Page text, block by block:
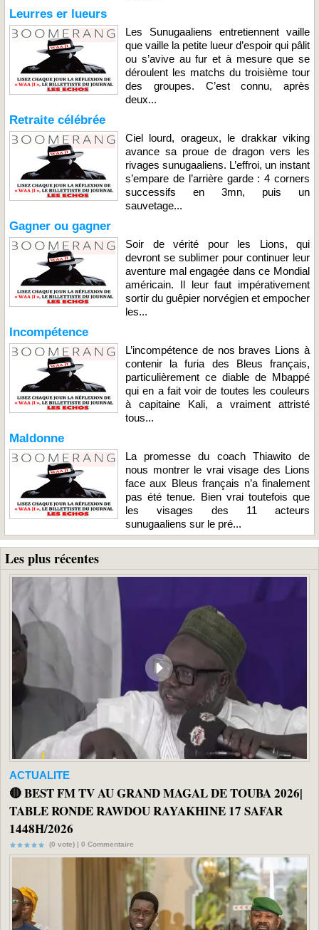
Leurres er lueurs
Les Sunugaaliens entretiennent vaille
que vaille la petite lueur d’espoir qui pâlit
ou s’avive au fur et à mesure que se
déroulent les matchs du troisième tour
des groupes. C’est connu, après
deux...
Retraite célébrée
Ciel lourd, orageux, le drakkar viking
avance sa proue de dragon vers les
rivages sunugaaliens. L’effroi, un instant
s’empare de l’arrière garde : 4 corners
successifs en 3mn, puis un
sauvetage...
Gagner ou gagner
Soir de vérité pour les Lions, qui
devront se sublimer pour continuer leur
aventure mal engagée dans ce Mondial
américain. Il leur faut impérativement
sortir du guêpier norvégien et empocher
les...
Incompétence
L’incompétence de nos braves Lions à
contenir la furia des Bleus français,
particulièrement ce diable de Mbappé
qui en a fait voir de toutes les couleurs
à capitaine Kali, a vraiment attristé
tous...
Maldonne
La promesse du coach Thiawito de
nous montrer le vrai visage des Lions
face aux Bleus français n’a finalement
pas été tenue. Bien vrai toutefois que
les visages des 11 acteurs
sunugaaliens sur le pré...
Les plus récentes
ACTUALITE
🔴 BEST FM TV AU GRAND MAGAL DE TOUBA 2026|
TABLE RONDE RAWDOU RAYAKHINE 17 SAFAR
1448H/2026
(0 vote) | 0 Commentaire